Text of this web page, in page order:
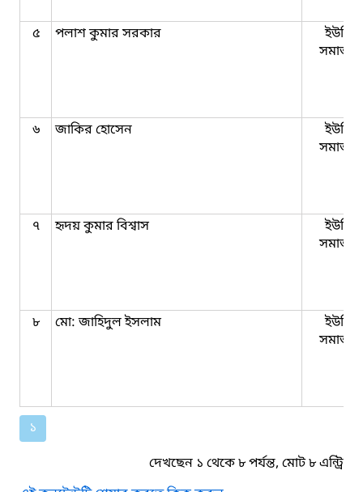
৫ পলাশ কুমার সরকার
৬ জাকির হোসেন
৭ হৃদয় কুমার বিশ্বাস
৮ মো: জাহিদুল ইসলাম
১
দেখছেন ১ থেকে ৮ পর্যন্ত, মোট ৮ এন্ট্রি